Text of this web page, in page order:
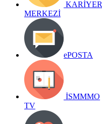
KARİYER
MERKEZİ
ePOSTA
İSMMMO
TV